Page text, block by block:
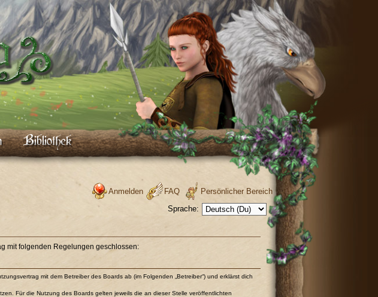
Persönlicher Bereich
FAQ
Anmelden
Sprache:
mit folgenden Regelungen geschlossen:
mit dem Betreiber des Boards ab (im Folgenden „Betreiber“) und erklärst dich
Für die Nutzung des Boards gelten jeweils die an dieser Stelle veröffentlichten